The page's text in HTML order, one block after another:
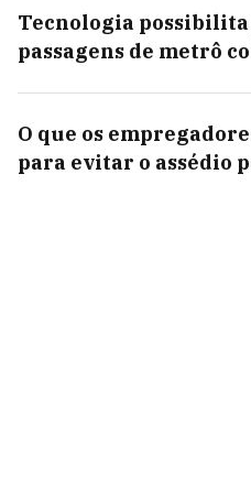
Tecnologia possibilita
passagens de metrô
O que os
para evitar o assédio